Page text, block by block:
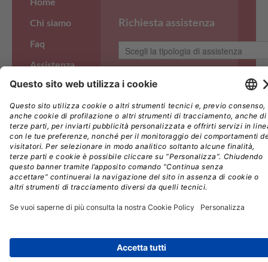
Home
Chi siamo
Faq
Assistenza
Richiesta assistenza
Note legali
Privacy
Copyright ©Imagine S.r.l. Via Amatore Sciesa, 40/C,
21013 Gallarate (VA) P.IVA 03390660961
Società a socio unico, soggetta a direzione e
coordinamento di Edra S.p.A. – C.F. 08056040960 |
R.E.A. n. 290389 | Registro Imprese VA n.
03390660961 | Capitale Sociale € 10.000,00 i.v.
Tutti i diritti riservati - Responsabile della Protezione